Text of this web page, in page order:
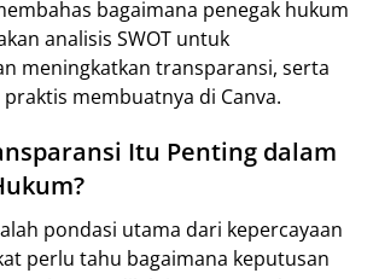
bagaimana penegak hukum
analisis SWOT untuk
meningkatkan transparansi, serta
membuatnya di Canva.
Itu Penting dalam
pondasi utama dari kepercayaan
perlu tahu bagaimana keputusan